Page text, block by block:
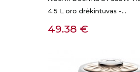
4.5 L oro drėkintuvas -...
Kaina
49.38 €